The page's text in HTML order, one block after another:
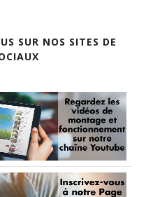
SUR NOS SITES DE